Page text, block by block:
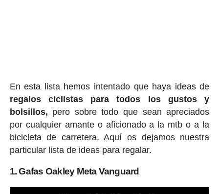
En esta lista hemos intentado que haya ideas de
regalos ciclistas para todos los gustos y
bolsillos, pero sobre todo que sean apreciados
por cualquier amante o aficionado a la mtb o a la
bicicleta de carretera. Aquí os dejamos nuestra
particular lista de ideas para regalar.
1. Gafas Oakley Meta Vanguard